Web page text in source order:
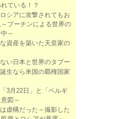
ている！？
シアに攻撃されてもお
プーチンによる世界の
～
資産を築いた天皇家の
い日本と世界のタブー
生なら米国の覇権国家
3月22日」と「ベルギ
図～
虚構だった～撮影した